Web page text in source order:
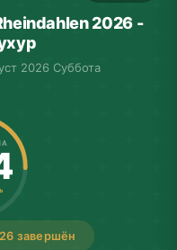
2026 -
2026 Суббота
завершён